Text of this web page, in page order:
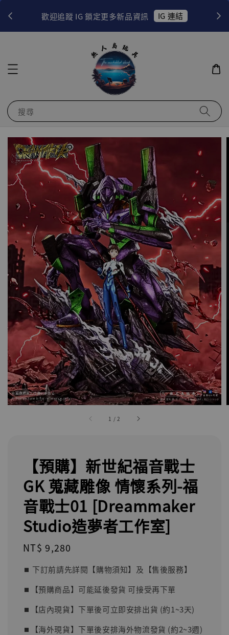
歡迎追蹤 IG 鎖定更多新品資訊 IG 連結
搜尋
1 /2
【預購】新世紀福音戰士
GK 蒐藏雕像 情懷系列-福
音戰士01 [Dreammaker
Studio造夢者工作室]
Regular
NT$ 9,280
⏹︎ 下訂前請先詳閱【購物須知】及【售後服務】
⏹︎【預購商品】可能延後發貨 可接受再下單
⏹︎【店內現貨】下單後可立即安排出貨 (約1~3天)
⏹︎【海外現貨】下單後安排海外物流發貨 (約2~3週)